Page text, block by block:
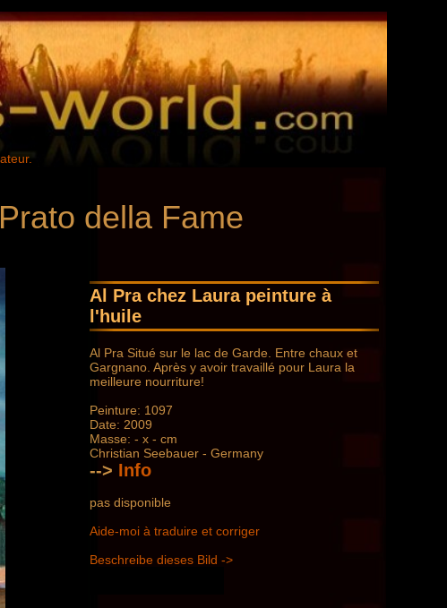
della Fame
Al Pra chez Laura peinture à
l'huile
Al Pra Situé sur le lac de Garde. Entre chaux et
Gargnano. Après y avoir travaillé pour Laura la
meilleure nourriture!
Peinture: 1097
Date: 2009
Masse: - x - cm
Christian Seebauer - Germany
--> Info
pas disponible
Aide-moi à traduire et corriger
Beschreibe dieses Bild ->